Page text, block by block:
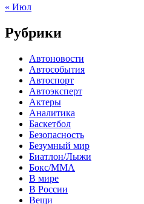
« Июл
Рубрики
Автоновости
Автособытия
Автоспорт
Автоэксперт
Актеры
Аналитика
Баскетбол
Безопасность
Безумный мир
Биатлон/Лыжи
Бокс/MMA
В мире
В России
Вещи